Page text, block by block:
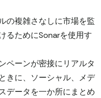
の複雑さなしに市場を監
るためにSonarを使用す
ペーンが密接にリアルタ
きに、ソーシャル、メデ
データを一か所にまとめ